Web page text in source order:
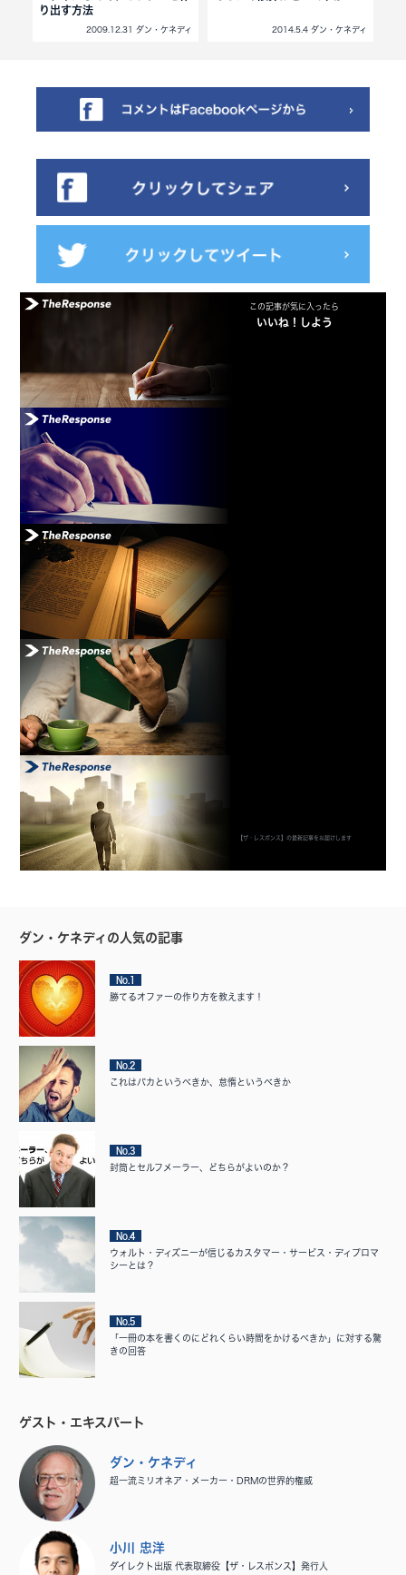
り出す方法
2009.12.31 ダン・ケネディ 2014.5.4 ダン・ケネディ
この記事が気に入ったら
いいね！しよう
【ザ・レスポンス】の最新記事をお届けします
ダン・ケネディの人気の記事
No.1
勝てるオファーの作り方を教えます！
No.2
これはバカというべきか、怠惰というべきか
No.3
封筒とセルフメーラー、どちらがよいのか？
No.4
ウォルト・ディズニーが信じるカスタマー・サービス・ディプロマ
シーとは？
No.5
「一冊の本を書くのにどれくらい時間をかけるべきか」に対する驚
きの回答
ゲスト・エキスパート
ダン・ケネディ
超一流ミリオネア・メーカー・DRMの世界的権威
小川 忠洋
ダイレクト出版 代表取締役【ザ・レスポンス】発行人